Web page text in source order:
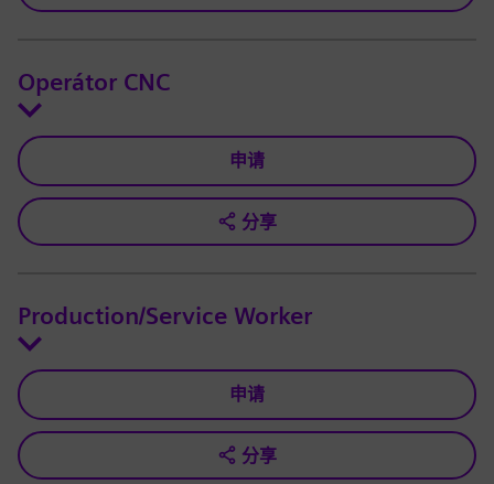
Operátor CNC
申请
分享
Production/Service Worker
申请
分享